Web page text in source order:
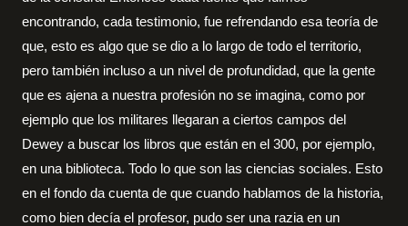
encontrando, cada testimonio, fue refrendando esa teoría de
que, esto es algo que se dio a lo largo de todo el territorio,
pero también incluso a un nivel de profundidad, que la gente
que es ajena a nuestra profesión no se imagina, como por
ejemplo que los militares llegaran a ciertos campos del
Dewey a buscar los libros que están en el 300, por ejemplo,
en una biblioteca. Todo lo que son las ciencias sociales. Esto
en el fondo da cuenta de que cuando hablamos de la historia,
como bien decía el profesor, pudo ser una razia en un